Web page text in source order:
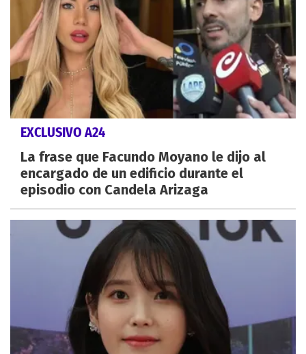
EXCLUSIVO A24
La frase que Facundo Moyano le dijo al
encargado de un edificio durante el
episodio con Candela Arizaga